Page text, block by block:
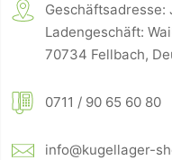
Geschäftsadresse:
Ladengeschäft:
70734 Fellbach,
0711 / 90 65 60 80
info@kugellager-